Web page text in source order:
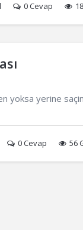
0Cevap
yoksa yerine
0Cevap 56